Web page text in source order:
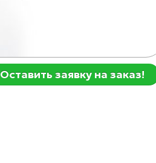
Оставить заявку на заказ!